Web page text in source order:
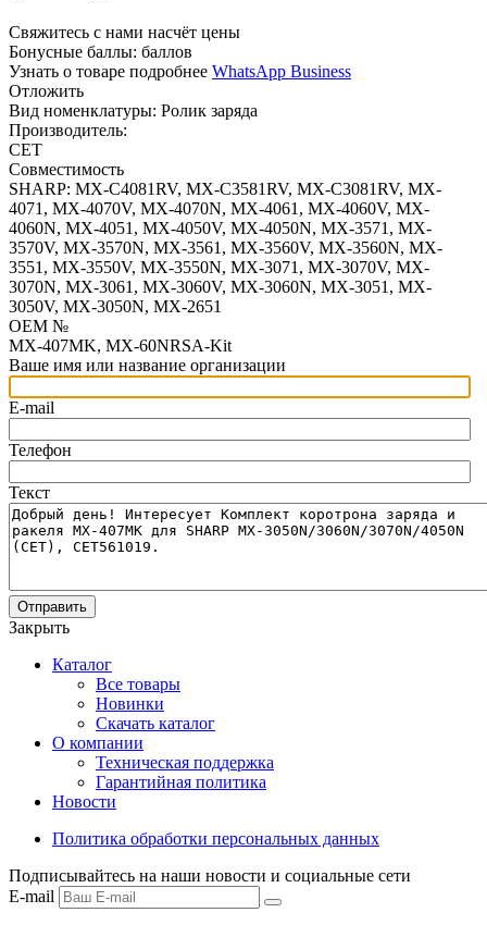
Свяжитесь с нами насчёт цены
Бонусные баллы: баллов
Узнать о товаре подробнее WhatsApp Business
Отложить
Вид номенклатуры: Ролик заряда
Производитель:
CET
Совместимость
SHARP: MX-C4081RV, MX-C3581RV, MX-C3081RV, MX-
4071, MX-4070V, MX-4070N, MX-4061, MX-4060V, MX-
4060N, MX-4051, MX-4050V, MX-4050N, MX-3571, MX-
3570V, MX-3570N, MX-3561, MX-3560V, MX-3560N, MX-
3551, MX-3550V, MX-3550N, MX-3071, MX-3070V, MX-
3070N, MX-3061, MX-3060V, MX-3060N, MX-3051, MX-
3050V, MX-3050N, MX-2651
OEM №
MX-407MK, MX-60NRSA-Kit
Ваше имя или название организации
E-mail
Телефон
Текст
Отправить
Закрыть
Каталог
Все товары
Новинки
Скачать каталог
О компании
Техническая поддержка
Гарантийная политика
Новости
Политика обработки персональных данных
Подписывайтесь на наши новости и социальные сети
E-mail